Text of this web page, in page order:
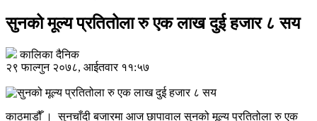
सुनको मूल्य प्रतितोला रु एक लाख दुई हजार ८ सय
कालिका दैनिक
२९ फाल्गुन २०७८, आईतवार ११:५७
काठमाडौँ । सुनचाँदी बजारमा आज छापावाल सुनको मूल्य प्रतितोला रु एक